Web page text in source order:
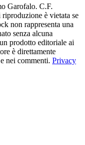
Garofalo. C.F.
è vietata se
non rappresenta una
senza alcuna
prodotto editoriale ai
è direttamente
nei commenti. Privacy